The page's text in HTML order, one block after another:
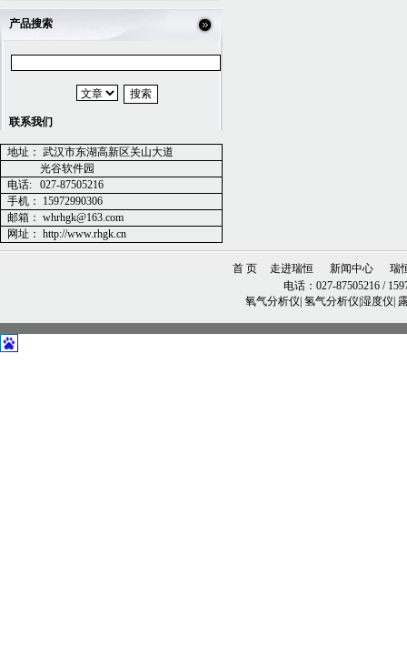
产品搜索
联系我们
地址： 武汉市东湖高新区关山大道
光谷软件园
电话:
027-87505216
手机：
15972990306
邮箱： whrhgk@163.com
网址： http://www.rhgk.cn
首 页 走进瑞恒 新闻中心
瑞
电话：027-87505216 /
氧气分析仪| 氢气分析仪|湿度仪|